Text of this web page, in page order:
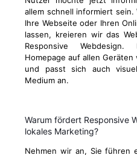
allem schnell informiert sein.
Ihre Webseite oder Ihren
lassen, kreieren wir das
Responsive
Homepage auf allen
und passt sich auch
Medium an.
Warum fördert Responsive
lokales Marketing?
Nehmen wir an, Sie führen